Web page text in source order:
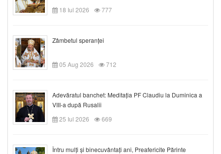
18 Iul 2026
777
Zâmbetul speranței
05 Aug 2026 712
Adevăratul banchet: Meditația PF Claudiu la Duminica a
VIII-a după Rusalii
25 Iul 2026
669
Întru mulți și binecuvântați ani, Preafericite Părinte